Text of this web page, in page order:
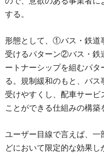
する。
形態として、①バス・鉄道
受けるパターン②バス・鉄
ートナーシップを組むパ
る。規制緩和のもと、バ
受けやすくし、配車サービ
ことができる仕組みの構築
ユーザー目線で言えば、一
どにおいて限定的な効果し